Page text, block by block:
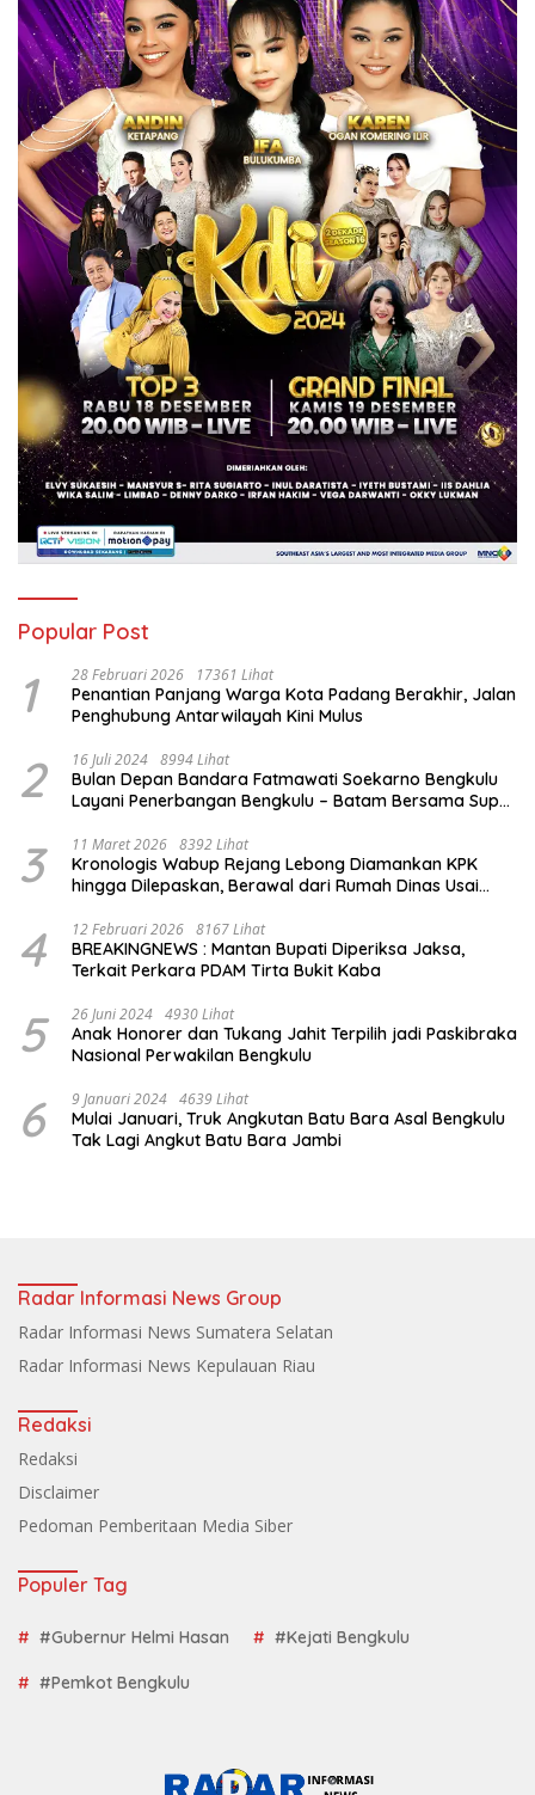
Popular Post
1 28 Februari 2026 17361 Lihat
Penantian Panjang Warga Kota Padang Berakhir, Jalan
Penghubung Antarwilayah Kini Mulus
2 16 Juli 2024 8994 Lihat
Bulan Depan Bandara Fatmawati Soekarno Bengkulu
Layani Penerbangan Bengkulu – Batam Bersama Super
3 11 Maret 2026 8392 Lihat
Kronologis Wabup Rejang Lebong Diamankan KPK
hingga Dilepaskan, Berawal dari Rumah Dinas Usai
4 12 Februari 2026 8167 Lihat
BREAKINGNEWS : Mantan Bupati Diperiksa Jaksa,
Terkait Perkara PDAM Tirta Bukit Kaba
5 26 Juni 2024 4930 Lihat
Anak Honorer dan Tukang Jahit Terpilih jadi Paskibraka
Nasional Perwakilan Bengkulu
6 9 Januari 2024 4639 Lihat
Mulai Januari, Truk Angkutan Batu Bara Asal Bengkulu
Tak Lagi Angkut Batu Bara Jambi
Radar Informasi News Group
Radar Informasi News Sumatera Selatan
Radar Informasi News Kepulauan Riau
Redaksi
Redaksi
Disclaimer
Pedoman Pemberitaan Media Siber
Populer Tag
#Gubernur Helmi Hasan #Kejati Bengkulu
#Pemkot Bengkulu